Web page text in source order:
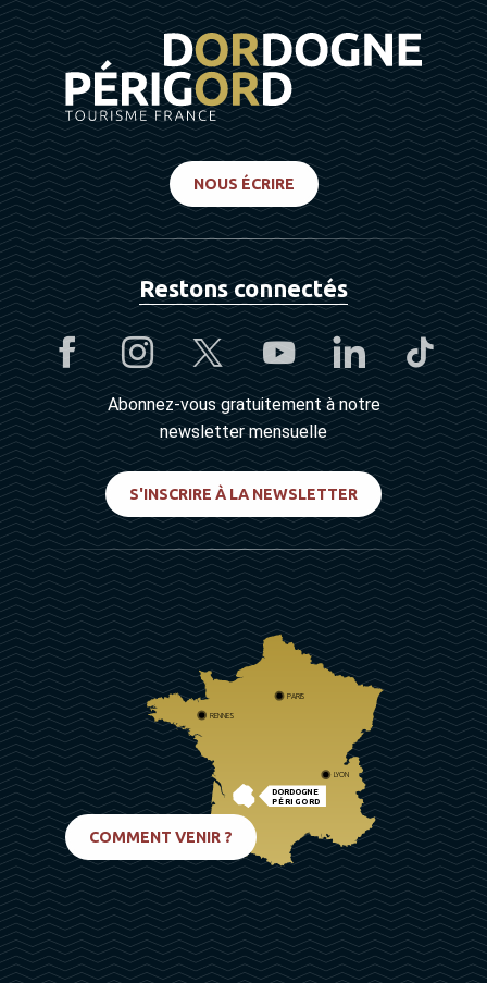
NOUS ÉCRIRE
Restons connectés
Abonnez-vous gratuitement à notre
newsletter mensuelle
S'INSCRIRE À LA NEWSLETTER
DORDOGNE
PÉRIGORD
PARIS
RENNES
LYON
COMMENT VENIR ?